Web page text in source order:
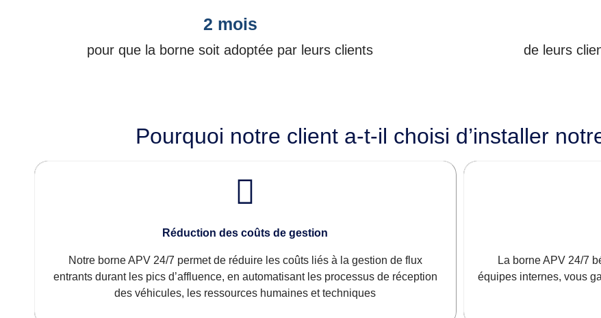
2 mois
pour que la borne soit adoptée par leurs clients de leurs
Pourquoi notre client a-t-il choisi d’installer
Réduction des coûts de gestion
Notre borne APV 24/7 permet de réduire les coûts liés à la gestion de flux
entrants durant les pics d’affluence, en automatisant les processus de réception
des véhicules, les ressources humaines et techniques
La borne APV 24/7
équipes internes, vous